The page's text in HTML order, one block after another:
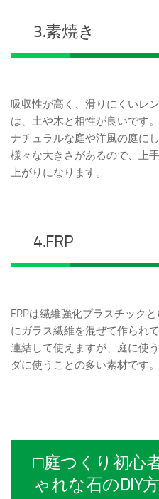
3.素焼き
吸収性が高く、滑りにくいレ
は、土や木と相性が良いです。
ナチュラルな庭や洋風の庭に
様々な大きさがあるので、上
上がりになります。
4.FRP
FRPは繊維強化プラスチック
にガラス繊維を混ぜて作られて
連結して使えますが、庭に使
ダに使うことの多い素材です。
□庭つくり初心
ゃれな石のDIY